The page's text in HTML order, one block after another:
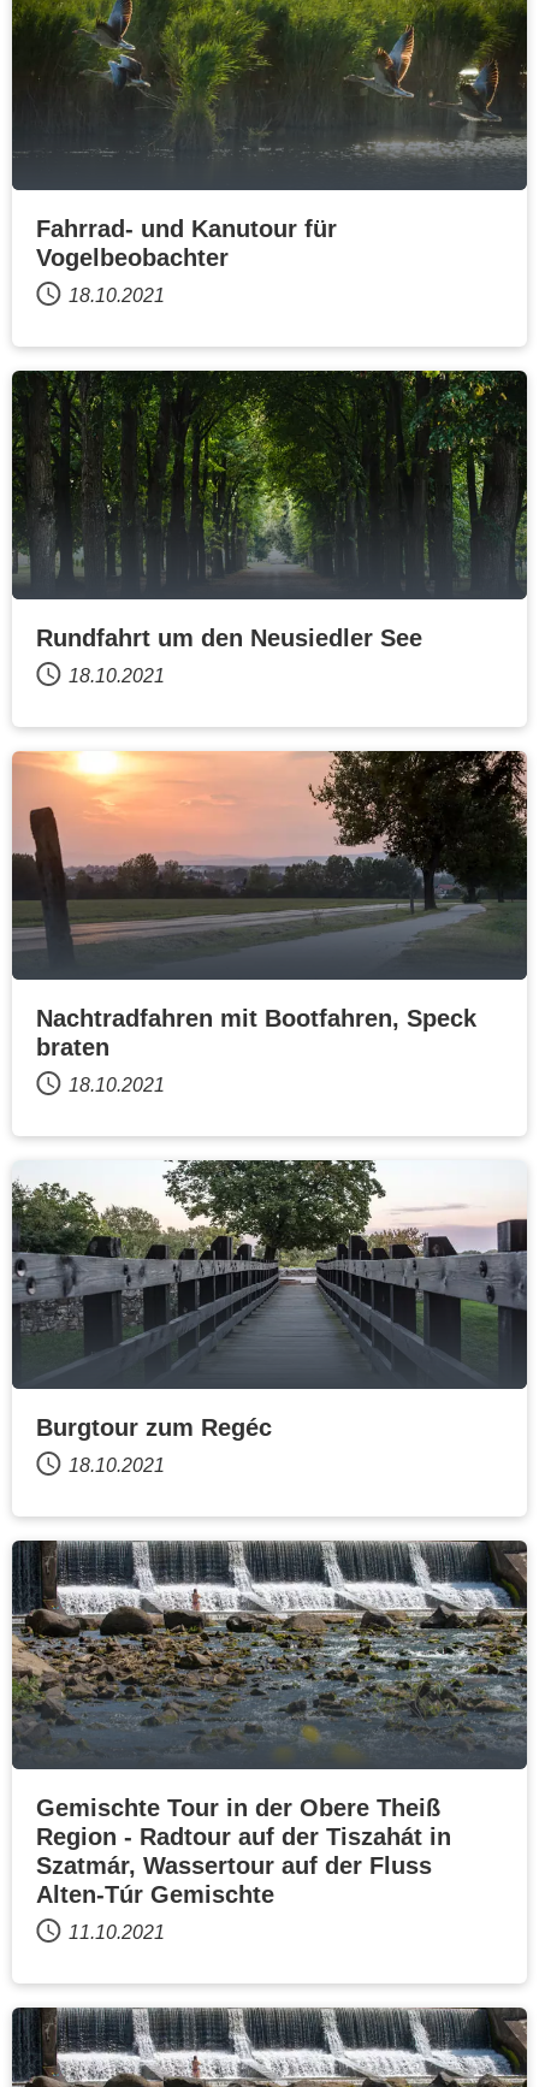
Fahrrad- und Kanutour für
Vogelbeobachter
18.10.2021
Rundfahrt um den Neusiedler See
18.10.2021
Nachtradfahren mit Bootfahren, Speck
braten
18.10.2021
Burgtour zum Regéc
18.10.2021
Gemischte Tour in der Obere Theiß
Region - Radtour auf der Tiszahát in
Szatmár, Wassertour auf der Fluss
Alten-Túr Gemischte
11.10.2021